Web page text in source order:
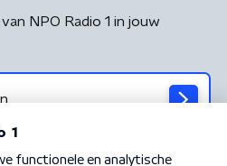
NPO Radio 1 in jouw